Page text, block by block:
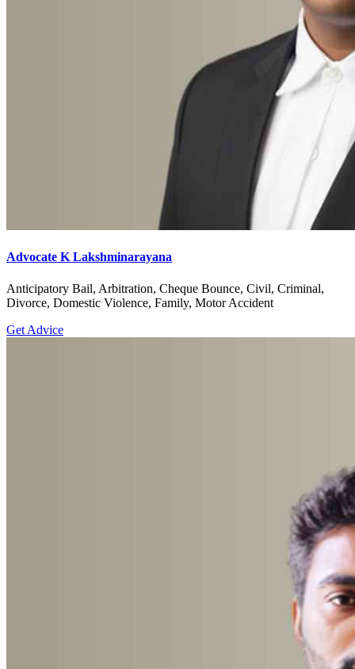
Advocate K Lakshminarayana
Anticipatory Bail, Arbitration, Cheque Bounce, Civil, Criminal,
Divorce, Domestic Violence, Family, Motor Accident
Get Advice